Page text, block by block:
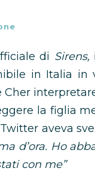
di Sirens,
in Italia in
Cher
la figlia
aveva
d’ora. Ho
con me”